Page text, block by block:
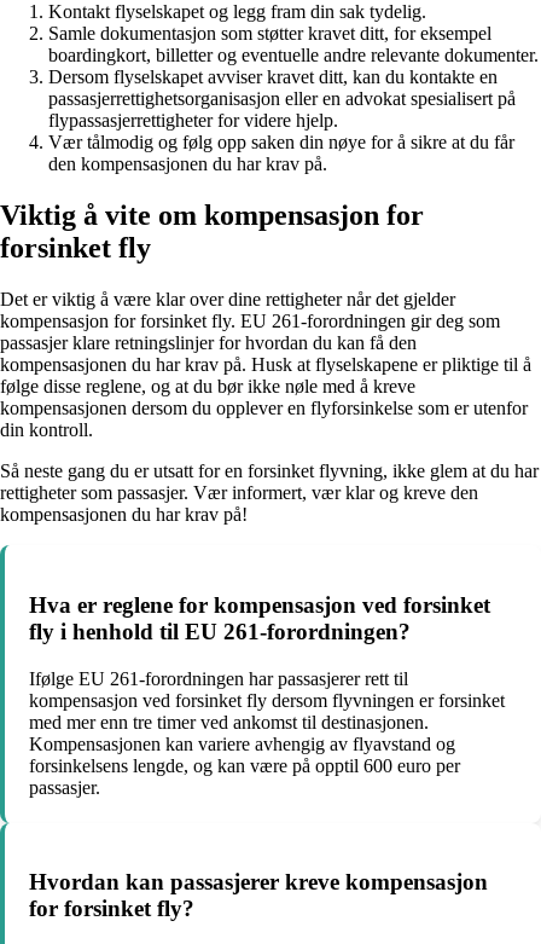
Kontakt flyselskapet og legg fram din sak tydelig.
Samle dokumentasjon som støtter kravet ditt, for eksempel
boardingkort, billetter og eventuelle andre relevante dokumenter.
Dersom flyselskapet avviser kravet ditt, kan du kontakte en
passasjerrettighetsorganisasjon eller en advokat spesialisert på
flypassasjerrettigheter for videre hjelp.
Vær tålmodig og følg opp saken din nøye for å sikre at du får
den kompensasjonen du har krav på.
Viktig å vite om kompensasjon for
forsinket fly
Det er viktig å være klar over dine rettigheter når det gjelder
kompensasjon for forsinket fly. EU 261-forordningen gir deg som
passasjer klare retningslinjer for hvordan du kan få den
kompensasjonen du har krav på. Husk at flyselskapene er pliktige til å
følge disse reglene, og at du bør ikke nøle med å kreve
kompensasjonen dersom du opplever en flyforsinkelse som er utenfor
din kontroll.
Så neste gang du er utsatt for en forsinket flyvning, ikke glem at du har
rettigheter som passasjer. Vær informert, vær klar og kreve den
kompensasjonen du har krav på!
Hva er reglene for kompensasjon ved forsinket
fly i henhold til EU 261-forordningen?
Ifølge EU 261-forordningen har passasjerer rett til
kompensasjon ved forsinket fly dersom flyvningen er forsinket
med mer enn tre timer ved ankomst til destinasjonen.
Kompensasjonen kan variere avhengig av flyavstand og
forsinkelsens lengde, og kan være på opptil 600 euro per
passasjer.
Hvordan kan passasjerer kreve kompensasjon
for forsinket fly?